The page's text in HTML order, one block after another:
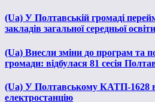
(Ua) У Полтавській громаді
закладів загальної середньої освіти
(Ua) Внесли зміни до програм та
громади: відбулася 81 сесія
(Ua) У Полтавському КАТП-1628
електростанцію